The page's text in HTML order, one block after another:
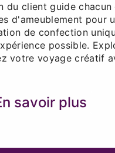
du client guide
d'ameublement pour
de confection
possible.
votre voyage créatif
savoir plus